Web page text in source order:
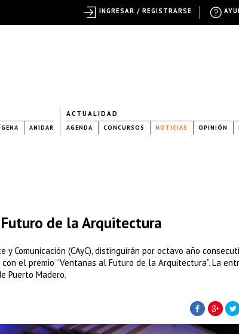
ANIDAR
ACTUALIDAD
AGENDA CONCURSOS NOTICIAS OPINIÓN
de la Arquitectura
Comunicación (CAyC), distinguirán por octavo año
el premio “Ventanas al Futuro de la Arquitectura”. La
Puerto Madero.
INGRESAR / REGISTRARSE